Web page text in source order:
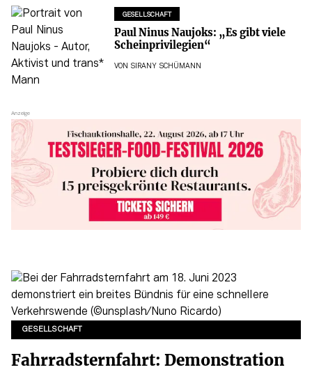
GESELLSCHAFT
Paul Ninus Naujoks: „Es gibt viele
Scheinprivilegien“
VON SIRANY SCHÜMANN
GESELLSCHAFT
Fahrradsternfahrt: Demonstration